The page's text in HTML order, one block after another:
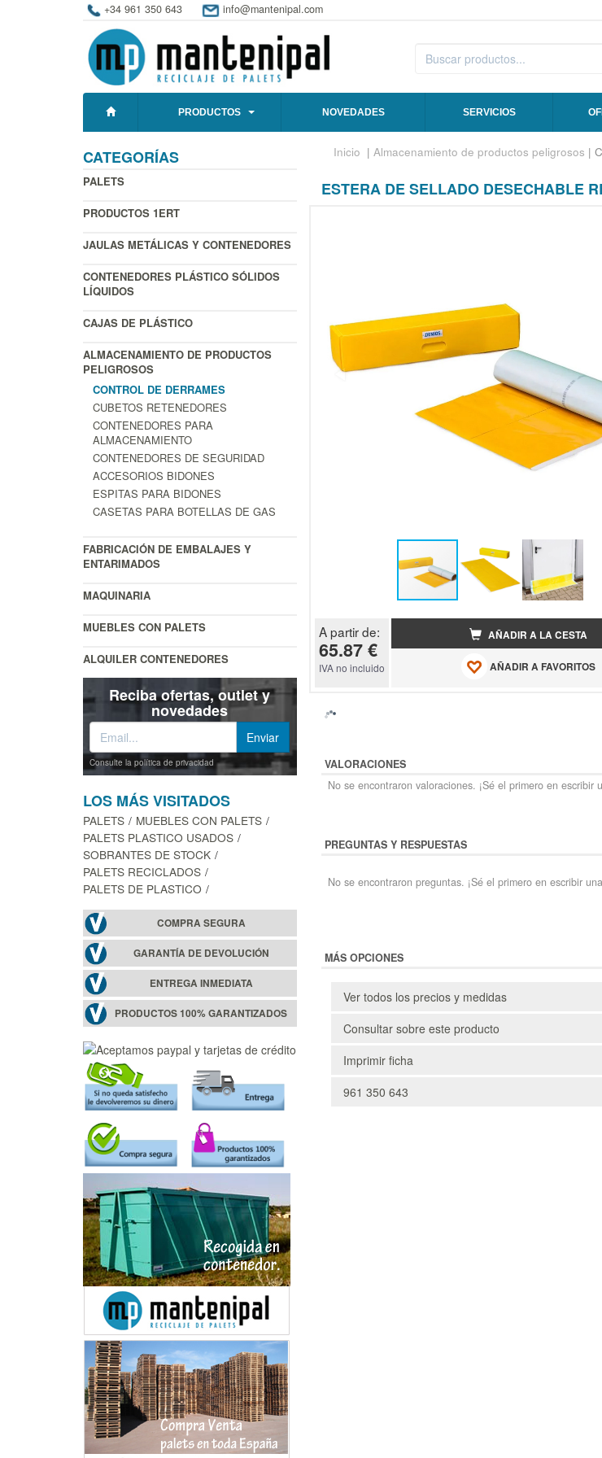
+34 961 350 643 info@mantenipal.com
PRODUCTOS NOVEDADES SERVICIOS
CATEGORÍAS
PALETS
PRODUCTOS 1ERT
JAULAS METÁLICAS Y CONTENEDORES
CONTENEDORES PLÁSTICO SÓLIDOS
LÍQUIDOS
CAJAS DE PLÁSTICO
ALMACENAMIENTO DE PRODUCTOS
PELIGROSOS
CONTROL DE DERRAMES
CUBETOS RETENEDORES
CONTENEDORES PARA
ALMACENAMIENTO
CONTENEDORES DE SEGURIDAD
ACCESORIOS BIDONES
ESPITAS PARA BIDONES
CASETAS PARA BOTELLAS DE GAS
FABRICACIÓN DE EMBALAJES Y
ENTARIMADOS
MAQUINARIA
MUEBLES CON PALETS
ALQUILER CONTENEDORES
Reciba ofertas, outlet y
novedades
Consulte la política de privacidad
LOS MÁS VISITADOS
PALETS
MUEBLES CON PALETS
PALETS PLASTICO USADOS
SOBRANTES DE STOCK
PALETS RECICLADOS
PALETS DE PLASTICO
COMPRA SEGURA
GARANTÍA DE DEVOLUCIÓN
ENTREGA INMEDIATA
PRODUCTOS 100% GARANTIZADOS
Inicio | Almacenamiento de productos peligrosos |
ESTERA DE SELLADO DESECHABLE
A partir de:
65.87 €
IVA no incluido
AÑADIR A LA CESTA
AÑADIR A FAVORITOS
VALORACIONES
No se encontraron valoraciones. ¡Sé el primero en escribir
PREGUNTAS Y RESPUESTAS
No se encontraron preguntas. ¡Sé el primero en escribir
MÁS OPCIONES
Ver todos los precios y medidas
Consultar sobre este producto
Imprimir ficha
961 350 643